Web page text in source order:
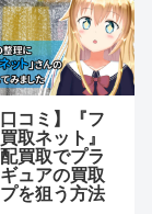
口コミ】『フ
取ネット』
買取でプラ
ュアの買取
を狙う方法